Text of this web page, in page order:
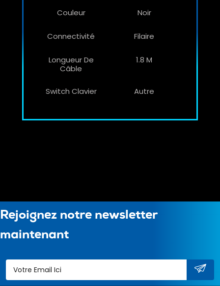
Couleur Noir
Connectivité Filaire
Longueur De
Câble
1.8 M
Switch Clavier Autre
Rejoignez notre newsletter
maintenant